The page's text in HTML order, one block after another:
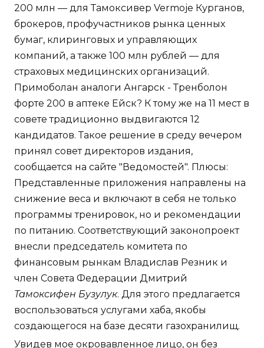
200 млн — для Тамоксивер Vermoje Курганов,
брокеров, профучастников рынка ценных
бумаг, клиринговых и управляющих
компаний, а также 100 млн рублей — для
страховых медицинских организаций.
Примоболан аналоги Ангарск - Тренболон
форте 200 в аптеке Ейск? К тому же на 11 мест в
совете традиционно выдвигаются 12
кандидатов. Такое решение в среду вечером
принял совет директоров издания,
сообщается на сайте "Ведомостей". Плюсы:
Представленные приложения направлены на
снижение веса и включают в себя не только
программы тренировок, но и рекомендации
по питанию. Соответствующий законопроект
внесли председатель комитета по
финансовым рынкам Владислав Резник и
член Совета Федерации Дмитрий
Тамоксифен Бузулук. Для этого предлагается
воспользоваться услугами хаба, якобы
создающегося на базе десяти газохранилищ.
Увидев мое окровавленное лицо, он без